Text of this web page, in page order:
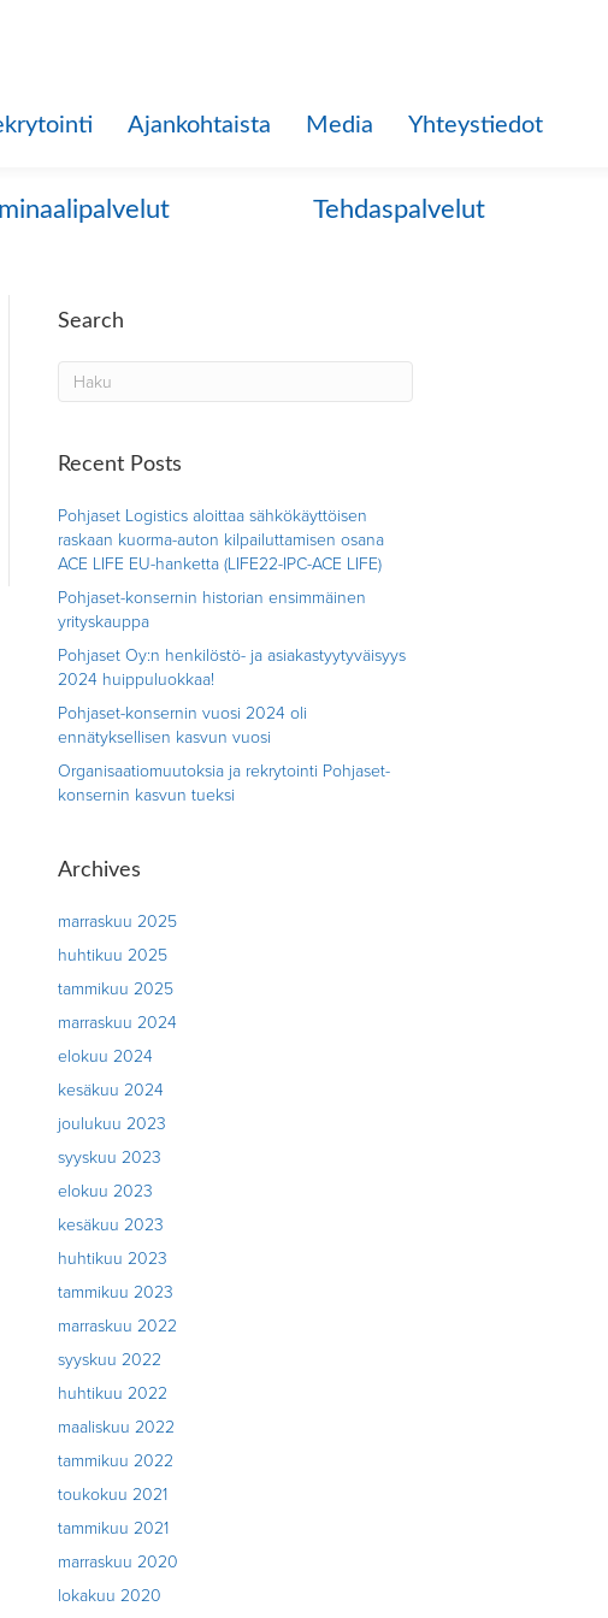
Ajankohtaista Media Yhteystiedot
Tehdaspalvelut
Search
Recent Posts
Pohjaset Logistics aloittaa sähkökäyttöisen
raskaan kuorma-auton kilpailuttamisen osana
ACE LIFE EU-hanketta (LIFE22-IPC-ACE LIFE)
Pohjaset-konsernin historian ensimmäinen
yrityskauppa
Pohjaset Oy:n henkilöstö- ja asiakastyytyväisyys
2024 huippuluokkaa!
Pohjaset-konsernin vuosi 2024 oli
ennätyksellisen kasvun vuosi
Organisaatiomuutoksia ja rekrytointi Pohjaset-
konsernin kasvun tueksi
Archives
marraskuu 2025
huhtikuu 2025
tammikuu 2025
marraskuu 2024
elokuu 2024
kesäkuu 2024
joulukuu 2023
syyskuu 2023
elokuu 2023
kesäkuu 2023
huhtikuu 2023
tammikuu 2023
marraskuu 2022
syyskuu 2022
huhtikuu 2022
maaliskuu 2022
tammikuu 2022
toukokuu 2021
tammikuu 2021
marraskuu 2020
lokakuu 2020